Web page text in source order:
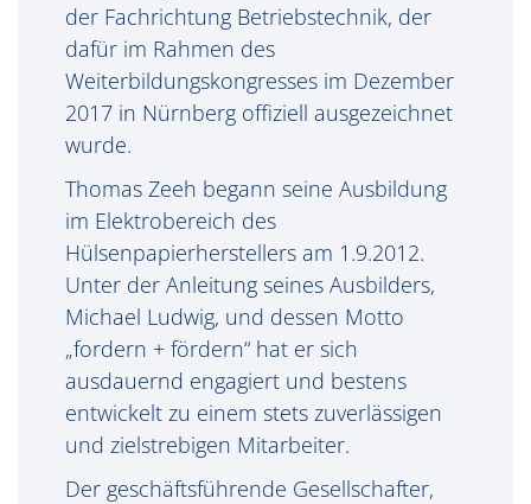
der Fachrichtung Betriebstechnik, der
dafür im Rahmen des
Weiterbildungskongresses im Dezember
2017 in Nürnberg offiziell ausgezeichnet
wurde.
Thomas Zeeh begann seine Ausbildung
im Elektrobereich des
Hülsenpapierherstellers am 1.9.2012.
Unter der Anleitung seines Ausbilders,
Michael Ludwig, und dessen Motto
„fordern + fördern“ hat er sich
ausdauernd engagiert und bestens
entwickelt zu einem stets zuverlässigen
und zielstrebigen Mitarbeiter.
Der geschäftsführende Gesellschafter,